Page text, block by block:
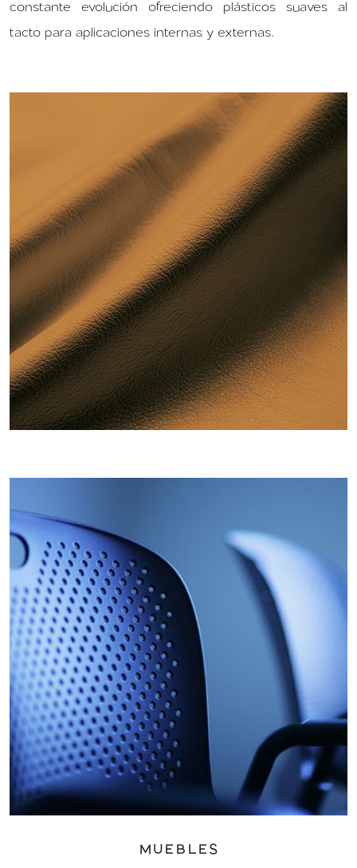
constante evolución ofreciendo plásticos suaves al
tacto para aplicaciones internas y externas.
MUEBLES